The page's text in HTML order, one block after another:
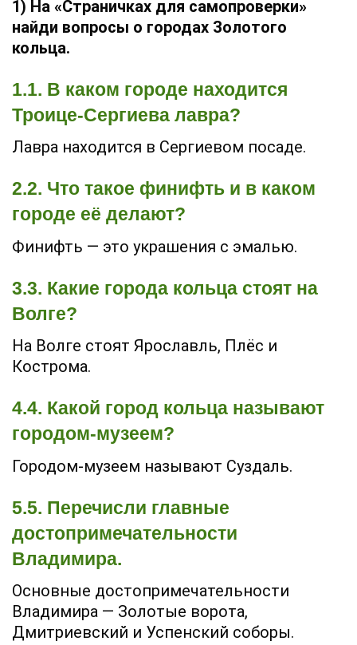
1) На «Страничках для самопроверки»
найди вопросы о городах Золотого
кольца.
1.1. В каком городе находится
Троице-Сергиева лавра?
Лавра находится в Сергиевом посаде.
2.2. Что такое финифть и в каком
городе её делают?
Финифть — это украшения с эмалью.
3.3. Какие города кольца стоят на
Волге?
На Волге стоят Ярославль, Плёс и
Кострома.
4.4. Какой город кольца называют
городом-музеем?
Городом-музеем называют Суздаль.
5.5. Перечисли главные
достопримечательности
Владимира.
Основные достопримечательности
Владимира — Золотые ворота,
Дмитриевский и Успенский соборы.